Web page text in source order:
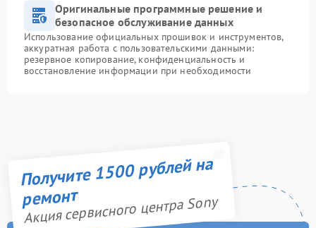
Оригинальные программные решение и
безопасное обслуживание данных
Использование официальных прошивок и инструментов,
аккуратная работа с пользовательскими данными:
резервное копирование, конфиденциальность и
восстановление информации при необходимости
Получите 1500 рублей на
ремонт
Акция сервисного центра Sony